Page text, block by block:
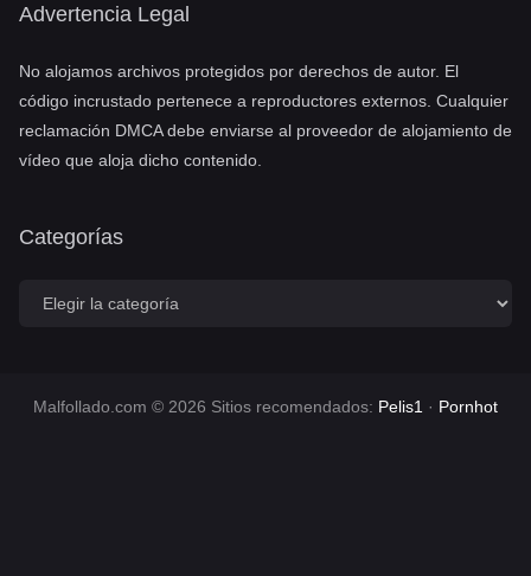
Advertencia Legal
No alojamos archivos protegidos por derechos de autor. El
código incrustado pertenece a reproductores externos. Cualquier
reclamación DMCA debe enviarse al proveedor de alojamiento de
vídeo que aloja dicho contenido.
Categorías
Malfollado.com © 2026 Sitios recomendados: Pelis1 · Pornhot